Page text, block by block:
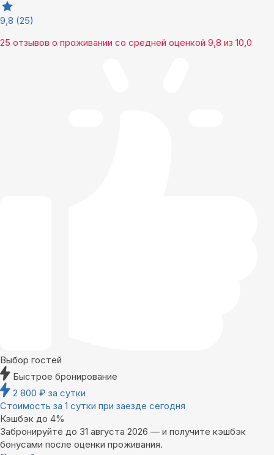
9,8 (25)
25 отзывов о проживании со средней оценкой 9,8 из 10,0
Выбор гостей
Быстрое бронирование
2 800 ₽ за сутки
Стоимость за 1 сутки при заезде сегодня
Кэшбэк до 4%
Забронируйте до 31 августа 2026 — и получите кэшбэк
бонусами после оценки проживания.